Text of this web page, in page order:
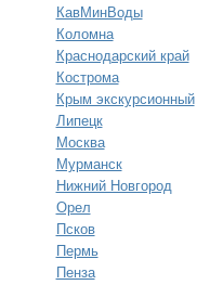
КавМинВоды
Коломна
Краснодарский край
Кострома
Крым экскурсионный
Липецк
Москва
Мурманск
Нижний Новгород
Орел
Псков
Пермь
Пенза